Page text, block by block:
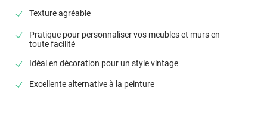
Texture agréable
Pratique pour personnaliser vos meubles et murs en
toute facilité
Idéal en décoration pour un style vintage
Excellente alternative à la peinture